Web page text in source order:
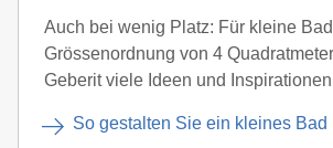
Auch bei wenig Platz: Für kleine
Grössenordnung von 4
Geberit viele Ideen und
So gestalten Sie ein kleines Bad